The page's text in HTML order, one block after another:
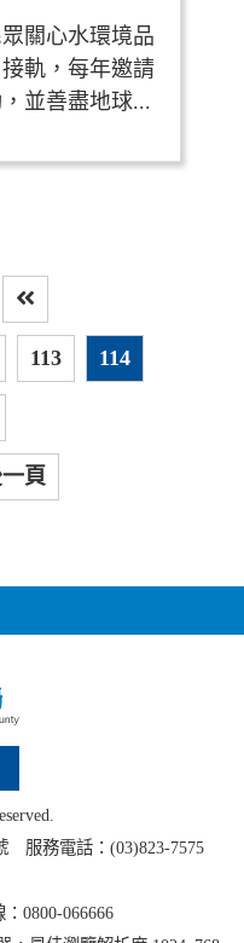
關心水環境品
軌，每年邀請
並善盡地球...
113 114
頁
服務電話：(03)823-7575
0800-066666